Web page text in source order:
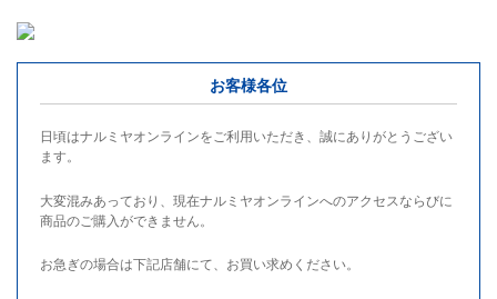
お客様各位
日頃はナルミヤオンラインをご利用いただき、誠にありがとうござい
ます。
大変混みあっており、現在ナルミヤオンラインへのアクセスならびに
商品のご購入ができません。
お急ぎの場合は下記店舗にて、お買い求めください。